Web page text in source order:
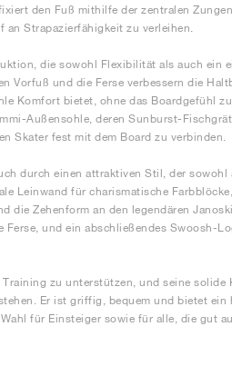
den Fuß mithilfe der zentralen
Strapazierfähigkeit zu verleihen.
die sowohl Flexibilität als auch ein
Vorfuß und die Ferse verbessern die
Komfort bietet, ohne das Boardgefühl
Außensohle, deren Sunburst-
Skater fest mit dem Board zu verbinden.
durch einen attraktiven Stil, der sowohl
Leinwand für charismatische
die Zehenform an den legendären
und ein abschließendes Swoosh-
zu unterstützen, und seine
Er ist griffig, bequem und bietet ein
für Einsteiger sowie für alle, die gut